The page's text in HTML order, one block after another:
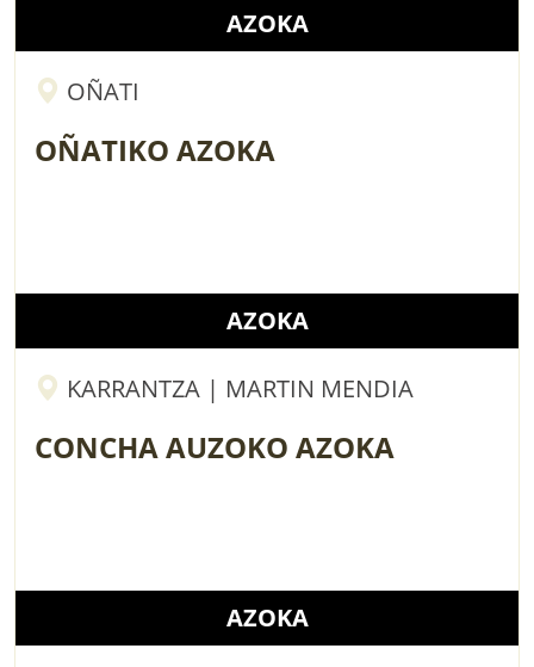
AZOKA
OÑATI
OÑATIKO AZOKA
AZOKA
KARRANTZA | MARTIN MENDIA
CONCHA AUZOKO AZOKA
AZOKA